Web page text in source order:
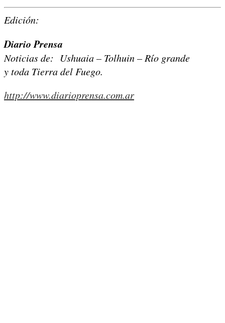
Edición:
Diario Prensa
Noticias de: Ushuaia – Tolhuin – Río grande
y toda Tierra del Fuego.
http://www.diarioprensa.com.ar